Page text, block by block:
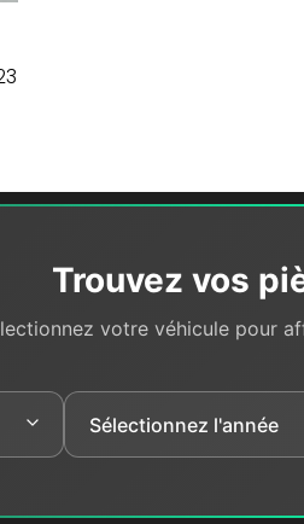
Trouvez vos
votre véhicule pour